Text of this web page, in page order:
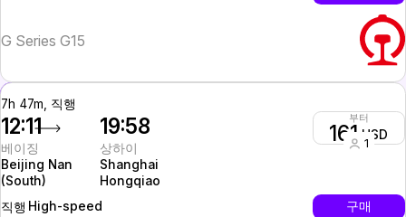
G Series G15
7h 47m, 직행
12:11
베이징
Beijing Nan
(South)
19:58
상하이
Shanghai
Hongqiao
부터
161 USD
1
직행 High-speed 구매